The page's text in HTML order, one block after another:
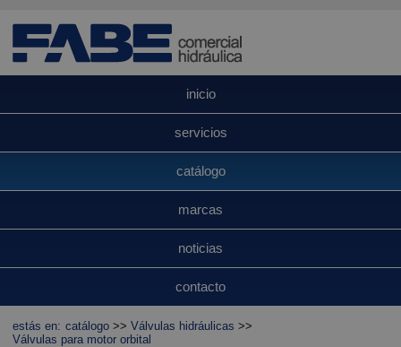
inicio
servicios
catálogo
marcas
noticias
contacto
estás en: catálogo >> Válvulas hidráulicas >>
Válvulas para motor orbital